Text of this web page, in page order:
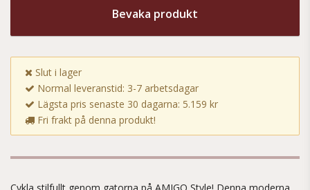
Bevaka produkt
Slut i lager
Normal leveranstid: 3-7 arbetsdagar
Lägsta pris senaste 30 dagarna: 5.159 kr
Fri frakt på denna produkt!